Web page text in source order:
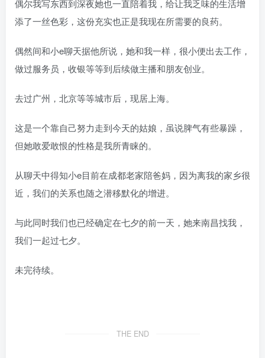
偶尔我写东西到深夜她也一直陪着我，给让我乏味的生活增
添了一丝色彩，这份充实也正是我现在所需要的良药。
偶然间和小e聊天据他所说，她和我一样，很小便出去工作，
做过服务员，收银等等到后续做主播和朋友创业。
去过广州，北京等等城市后，现居上海。
这是一个靠自己努力走到今天的姑娘，虽说脾气有些暴躁，
但她敢爱敢恨的性格是我所青睐的。
从聊天中得知小e目前在成都老家陪爸妈，因为离我的家乡很
近，我们的关系也随之潜移默化的增进。
与此同时我们也已经确定在七夕的前一天，她来南昌找我，
我们一起过七夕。
未完待续。
THE END